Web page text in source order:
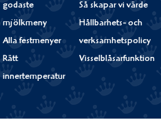
godaste
mjölkmeny
Alla festmenyer
Rätt
innertemperatur
Så skapar vi värde
Hållbarhets- och
verksamhetspolicy
Visselblåsarfunktion